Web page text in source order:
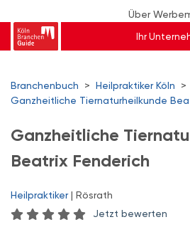
Über
Ihr
Branchenbuch > Heilpraktiker Köln
>
Ganzheitliche Tiernaturheilkunde
Ganzheitliche
Beatrix Fenderich
Heilpraktiker| Rösrath
Jetzt bewerten